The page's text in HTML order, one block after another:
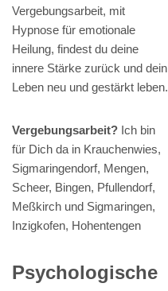
Vergebungsarbeit, mit
Hypnose für emotionale
Heilung, findest du deine
innere Stärke zurück und dein
Leben neu und gestärkt leben.
Vergebungsarbeit? Ich bin
für Dich da in Krauchenwies,
Sigmaringendorf, Mengen,
Scheer, Bingen, Pfullendorf,
Meßkirch und Sigmaringen,
Inzigkofen, Hohentengen
Psychologische